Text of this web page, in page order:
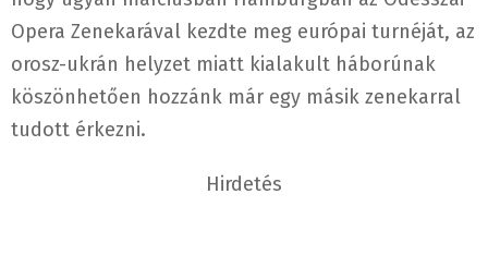
Opera Zenekarával kezdte meg európai turnéját, az
orosz-ukrán helyzet miatt kialakult háborúnak
köszönhetően hozzánk már egy másik zenekarral
tudott érkezni.
Hirdetés